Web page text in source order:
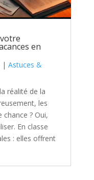
en
| Astuces &
réalité de la
les
chance ? Oui,
En classe
: elles offrent